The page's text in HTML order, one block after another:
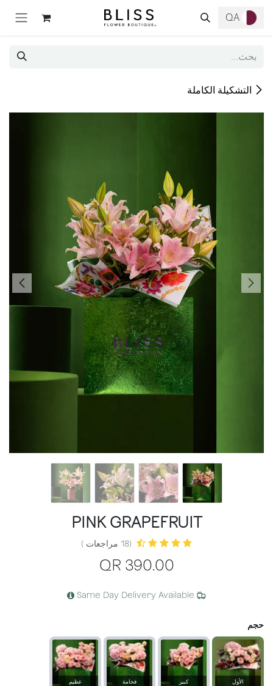
QA
التشكيلة الكاملة
PINK GRAPEFRUIT
390.00
QR
Same Day Delivery Available
حجم
الأول كبير فخامة عظيم